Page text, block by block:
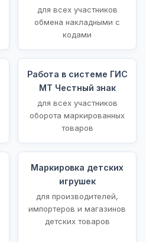
для всех участников
обмена накладными с
кодами
Работа в системе ГИС
МТ Честный знак
для всех участников
оборота маркированных
товаров
Маркировка детских
игрушек
для производителей,
импортеров и магазинов
детских товаров